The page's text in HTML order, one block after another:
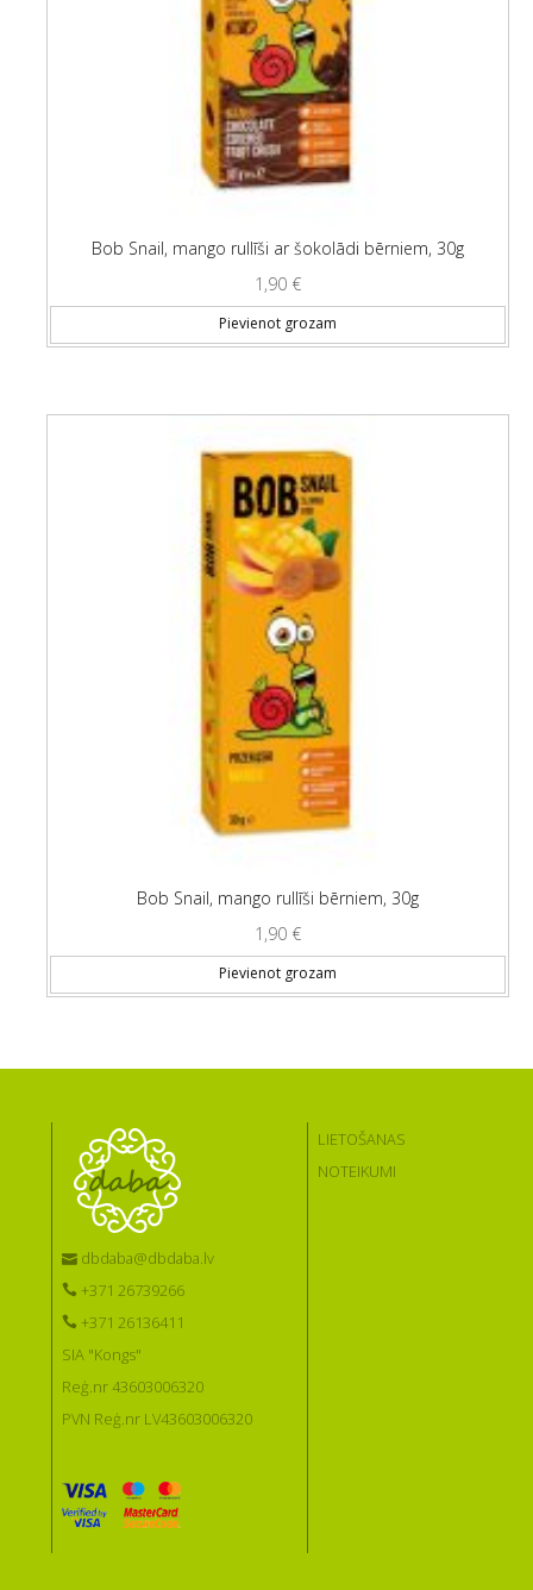
Bob Snail, mango rullīši ar šokolādi bērniem, 30g
1,90 €
Pievienot grozam
Bob Snail, mango rullīši bērniem, 30g
1,90 €
Pievienot grozam
dbdaba@dbdaba.lv
+371 26739266
+371 26136411
SIA "Kongs"
Reģ.nr 43603006320
PVN Reģ.nr LV43603006320
LIETOŠANAS
NOTEIKUMI